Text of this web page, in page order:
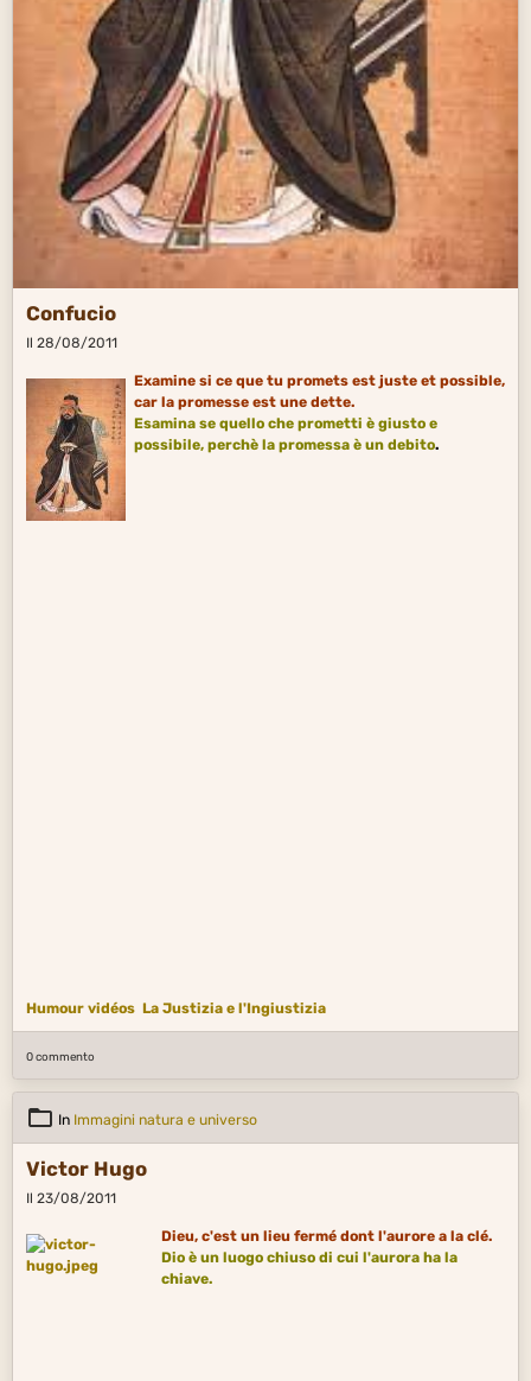
Confucio
Il 28/08/2011
Examine si ce que tu promets est juste et possible,
car la promesse est une dette.
Esamina se quello che prometti è giustoe
possibile, perchè la promessa è un debito.
Humour vidéos La Justizia e l'Ingiustizia
0 commento
In Immagini natura e universo
Victor Hugo
Il 23/08/2011
Dieu, c'est un lieu fermé dont l'aurore a la clé.
Dioè un luogo chiuso di cui l'aurora ha la
chiave.